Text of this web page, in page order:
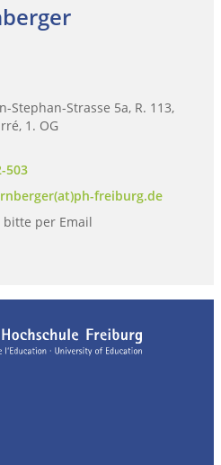
Stephan-Strasse 5a, R. 113,
1. OG
503
freiburg.de
per Email